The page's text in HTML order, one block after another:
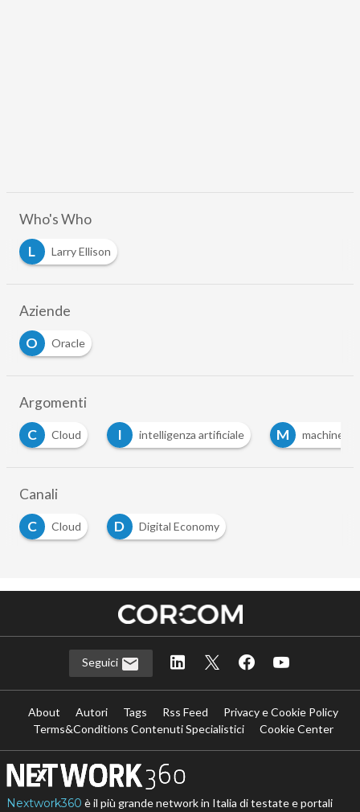
Who's Who
L
Larry Ellison
Aziende
O
Oracle
Argomenti
C
Cloud I intelligenza artificiale M machine
Canali
C
Cloud D Digital Economy
Seguici
About Autori Tags Rss Feed
Privacy e Cookie Policy
Terms&Conditions Contenuti Specialistici
Cookie Center
Nextwork360 è il più grande network in Italia di testate e portali